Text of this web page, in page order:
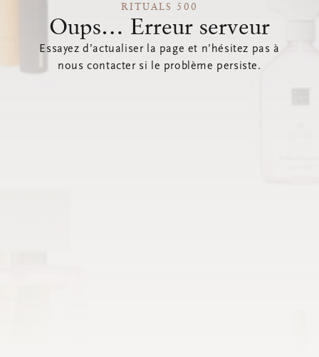
RITUALS 500
Oups… Erreur serveur
Essayez d’actualiser la page et n’hésitez pas à
nous contacter si le problème persiste.